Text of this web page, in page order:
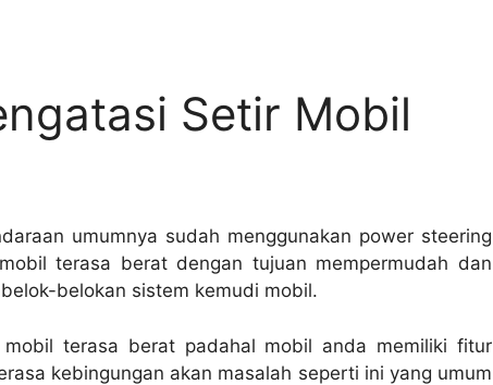
Setir Mobil
umumnya sudah menggunakan power steering
terasa berat dengan tujuan mempermudah dan
belokan sistem kemudi mobil.
terasa berat padahal mobil anda memiliki fitur
kebingungan akan masalah seperti ini yang umum